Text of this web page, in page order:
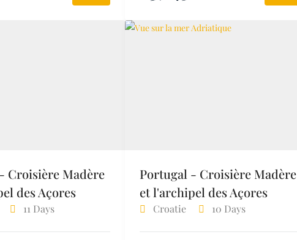
Croisière Madère
des Açores
11 Days
Portugal - Croisière Madère
et l'archipel des Açores
Croatie 10 Days